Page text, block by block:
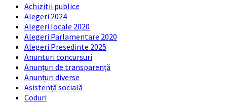
Achizitii publice
Alegeri 2024
Alegeri locale 2020
Alegeri Parlamentare 2020
Alegeri Presedinte 2025
Anunturi concursuri
Anunțuri de transparență
Anunțuri diverse
Asistență socială
Coduri